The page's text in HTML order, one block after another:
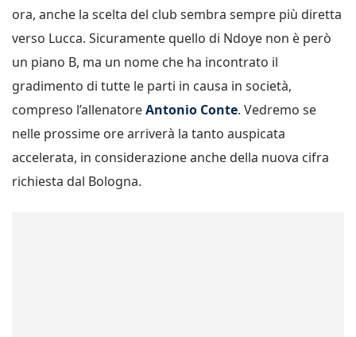
ora, anche la scelta del club sembra sempre più diretta
verso Lucca. Sicuramente quello di Ndoye non è però
un piano B, ma un nome che ha incontrato il
gradimento di tutte le parti in causa in società,
compreso l’allenatoreAntonio Conte. Vedremo se
nelle prossime ore arriverà la tanto auspicata
accelerata, in considerazione anche della nuova cifra
richiesta dal Bologna.